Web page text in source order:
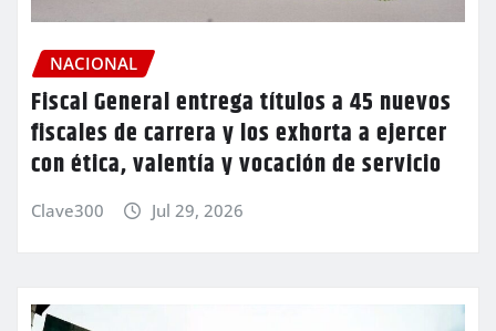
NACIONAL
Fiscal General entrega títulos a 45 nuevos
fiscales de carrera y los exhorta a ejercer
con ética, valentía y vocación de servicio
Clave300 Jul 29, 2026